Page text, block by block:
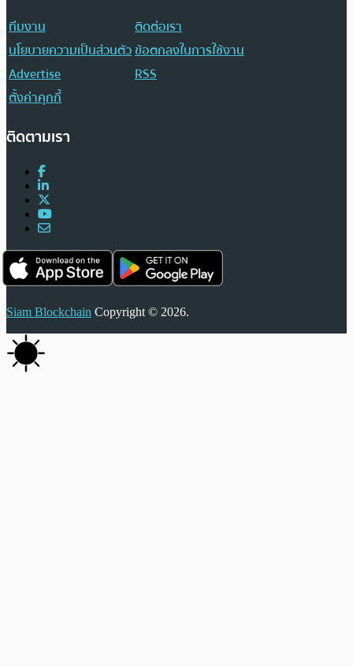
ทีมงาน
ติดต่อเรา
นโยบายความเป็นส่วนตัวข้อตกลงในการใช้งาน
Advertise
RSS
ตั้งค่าคุกกี้
ติดตามเรา
Siam Blockchain Copyright © 2026.